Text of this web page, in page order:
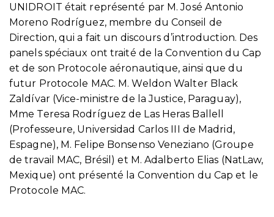
UNIDROIT était représenté par M. José Antonio
Moreno Rodríguez, membre du Conseil de
Direction, qui a fait un discours d’introduction. Des
panels spéciaux ont traité de la Convention du Cap
et de son Protocole aéronautique, ainsi que du
futur Protocole MAC. M. Weldon Walter Black
Zaldívar (Vice-ministre de la Justice, Paraguay),
Mme Teresa Rodríguez de Las Heras Ballell
(Professeure, Universidad Carlos III de Madrid,
Espagne), M. Felipe Bonsenso Veneziano (Groupe
de travail MAC, Brésil) et M. Adalberto Elias (NatLaw,
Mexique) ont présenté la Convention du Cap et le
Protocole MAC.